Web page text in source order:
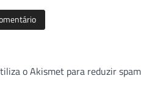
o Akismet para reduzir